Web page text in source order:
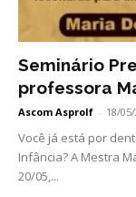
Seminário
professora
Ascom Asprolf - 18/
Você já está por
Infância? A Mestra
20/05,...